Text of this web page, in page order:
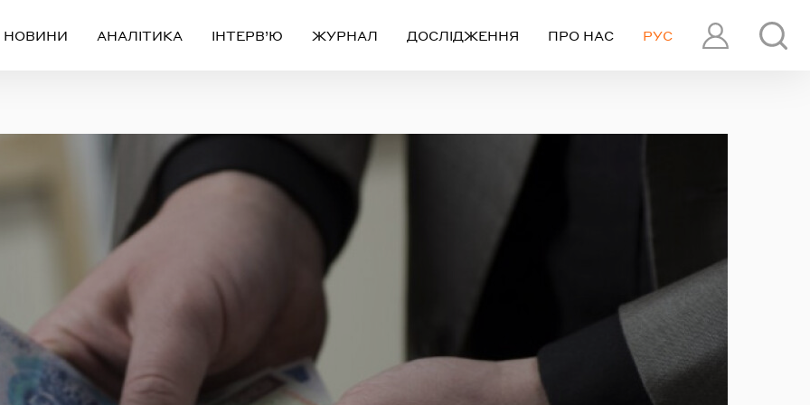
ПРОФІЛЬ
РУС
НОВИНИ АНАЛІТИКА ІНТЕРВ’Ю ЖУРНАЛ ДОСЛІДЖЕННЯ ПРО НАС
Реєстрація
ЧЕРЕЗ СОЦІАЛЬНІ МЕРЕЖІ
FACEBOOK GOOGLE